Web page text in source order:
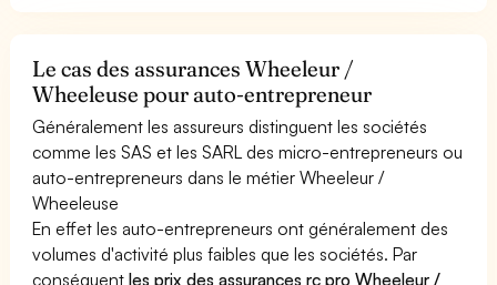
Le cas des assurances Wheeleur /
Wheeleuse pour auto-entrepreneur
Généralement les assureurs distinguent les sociétés
comme les SAS et les SARL des micro-entrepreneurs ou
auto-entrepreneurs dans le métier Wheeleur /
Wheeleuse
En effet les auto-entrepreneurs ont généralement des
volumes d'activité plus faibles que les sociétés. Par
conséquentles prix des assurances rc pro Wheeleur /